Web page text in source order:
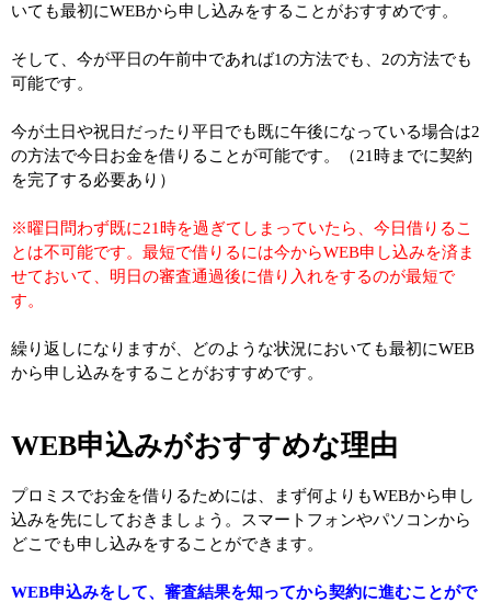
いても最初にWEBから申し込みをすることがおすすめです。
そして、今が平日の午前中であれば1の方法でも、2の方法でも
可能です。
今が土日や祝日だったり平日でも既に午後になっている場合は2
の方法で今日お金を借りることが可能です。（21時までに契約
を完了する必要あり）
※曜日問わず既に21時を過ぎてしまっていたら、今日借りるこ
とは不可能です。最短で借りるには今からWEB申し込みを済ま
せておいて、明日の審査通過後に借り入れをするのが最短で
す。
繰り返しになりますが、どのような状況においても最初にWEB
から申し込みをすることがおすすめです。
WEB申込みがおすすめな理由
プロミスでお金を借りるためには、まず何よりもWEBから申し
込みを先にしておきましょう。スマートフォンやパソコンから
どこでも申し込みをすることができます。
WEB申込みをして、審査結果を知ってから契約に進むことがで